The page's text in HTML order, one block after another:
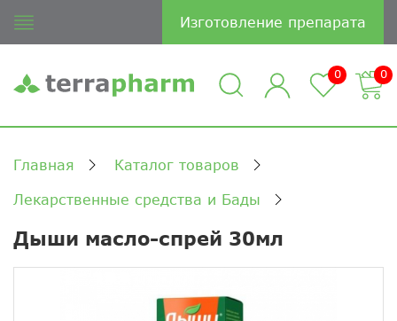
Изготовление препарата
0 0
Главная Каталог товаров
Лекарственные средства и Бады
Дыши масло-спрей 30мл